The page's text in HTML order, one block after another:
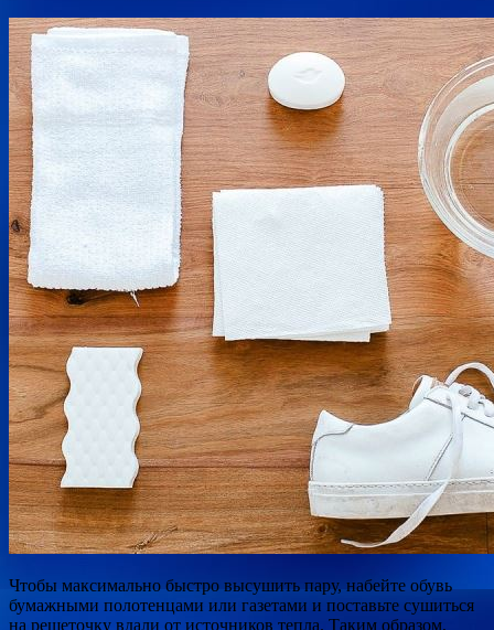
Чтобы максимально быстро высушить пару, набейте обувь
бумажными полотенцами или газетами и поставьте сушиться
на решеточку вдали от источников тепла. Таким образом,